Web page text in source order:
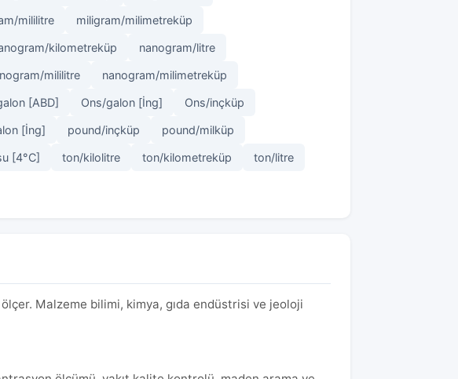
mililitre miligram/milimetreküp
kilometreküp nanogram/litre
mililitre nanogram/milimetreküp
[ABD] Ons/galon [İng] Ons/inçküp
[İng] pound/inçküp pound/milküp
[4°C] ton/kilolitre ton/kilometreküp ton/litre
Malzeme bilimi, kimya, gıda endüstrisi ve jeoloji